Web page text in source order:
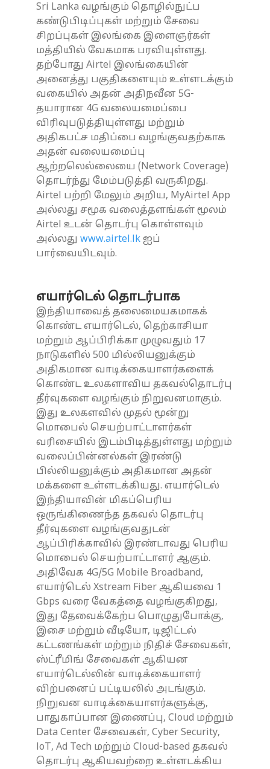
Sri Lanka வழங்கும் தொழில்நுட்ப
கண்டுபிடிப்புகள் மற்றும் சேவை
சிறப்புகள் இலங்கை இளைஞர்கள்
மத்தியில் வேகமாக பரவியுள்ளது.
தற்போது Airtel இலங்கையின்
அனைத்து பகுதிகளையும் உள்ளடக்கும்
வகையில் அதன் அதிநவீன 5G-
தயாரான 4G வலையமைப்பை
விரிவுபடுத்தியுள்ளது மற்றும்
அதிகபட்ச மதிப்பை வழங்குவதற்காக
அதன் வலையமைப்பு
ஆற்றலெல்லையை (Network Coverage)
தொடர்ந்து மேம்படுத்தி வருகிறது.
Airtel பற்றி மேலும் அறிய, MyAirtel App
அல்லது சமூக வலைத்தளங்கள் மூலம்
Airtel உடன் தொடர்பு கொள்ளவும்
அல்லது www.airtel.lk ஐப்
பார்வையிடவும்.
எயார்டெல் தொடர்பாக
இந்தியாவைத் தலைமையகமாகக்
கொண்ட எயார்டெல், தெற்காசியா
மற்றும் ஆப்பிரிக்கா முழுவதும் 17
நாடுகளில் 500 மில்லியனுக்கும்
அதிகமான வாடிக்கையாளர்களைக்
கொண்ட உலகளாவிய தகவல்தொடர்பு
தீர்வுகளை வழங்கும் நிறுவனமாகும்.
இது உலகளவில் முதல் மூன்று
மொபைல் செயற்பாட்டாளர்கள்
வரிசையில் இடம்பிடித்துள்ளது மற்றும்
வலைப்பின்னல்கள் இரண்டு
பில்லியனுக்கும் அதிகமான அதன்
மக்களை உள்ளடக்கியது. எயார்டெல்
இந்தியாவின் மிகப்பெரிய
ஒருங்கிணைந்த தகவல் தொடர்பு
தீர்வுகளை வழங்குவதுடன்
ஆப்பிரிக்காவில் இரண்டாவது பெரிய
மொபைல் செயற்பாட்டாளர் ஆகும்.
அதிவேக 4G/5G Mobile Broadband,
எயார்டெல் Xstream Fiber ஆகியவை 1
Gbps வரை வேகத்தை வழங்குகிறது,
இது தேவைக்கேற்ப பொழுதுபோக்கு,
இசை மற்றும் வீடியோ, டிஜிட்டல்
கட்டணங்கள் மற்றும் நிதிச் சேவைகள்,
ஸ்ட்ரீமிங் சேவைகள் ஆகியன
எயார்டெல்லின் வாடிக்கையாளர்
விற்பனைப் பட்டியலில் அடங்கும்.
நிறுவன வாடிக்கையாளர்களுக்கு,
பாதுகாப்பான இணைப்பு, Cloud மற்றும்
Data Center சேவைகள், Cyber Security,
loT, Ad Tech மற்றும் Cloud-based தகவல்
தொடர்பு ஆகியவற்றை உள்ளடக்கிய